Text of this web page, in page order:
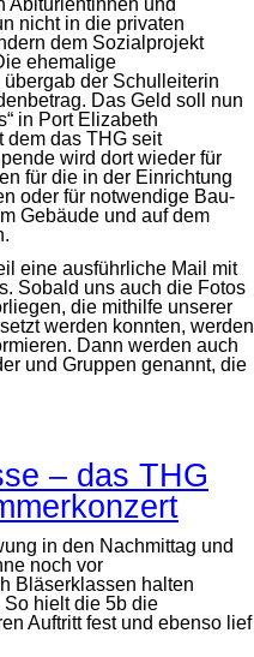
Abiturientinnen und
nicht in die privaten
dem Sozialprojekt
ehemalige
der Schulleiterin
Das Geld soll nun
in Port Elizabeth
dem das THG seit
wird dort wieder für
für die in der Einrichtung
oder für notwendige Bau-
Gebäude und auf dem
eine ausführliche Mail mit
Sobald uns auch die Fotos
die mithilfe unserer
werden konnten, werden
Dann werden auch
und Gruppen genannt, die
– das THG
in den Nachmittag und
noch vor
Bläserklassen halten
hielt die 5b die
Auftritt fest und ebenso lief